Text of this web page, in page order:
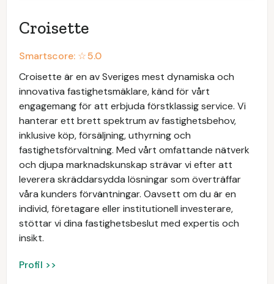
Croisette
Smartscore: ☆5.0
Croisette är en av Sveriges mest dynamiska och
innovativa fastighetsmäklare, känd för vårt
engagemang för att erbjuda förstklassig service. Vi
hanterar ett brett spektrum av fastighetsbehov,
inklusive köp, försäljning, uthyrning och
fastighetsförvaltning. Med vårt omfattande nätverk
och djupa marknadskunskap strävar vi efter att
leverera skräddarsydda lösningar som överträffar
våra kunders förväntningar. Oavsett om du är en
individ, företagare eller institutionell investerare,
stöttar vi dina fastighetsbeslut med expertis och
insikt.
Profil >>